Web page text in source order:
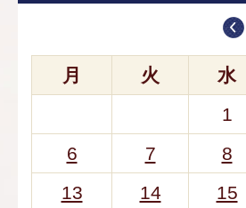
月 火 水
1
6
7 8
13
14 15